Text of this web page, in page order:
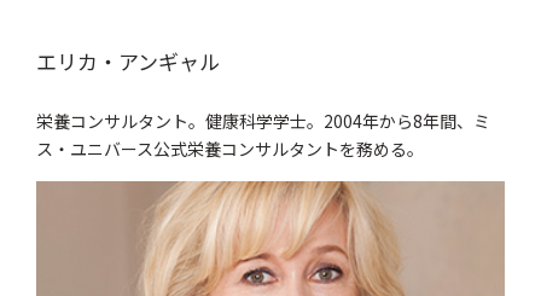
エリカ・アンギャル
栄養コンサルタント。健康科学学士。2004年から8年間、ミ
ス・ユニバース公式栄養コンサルタントを務める。